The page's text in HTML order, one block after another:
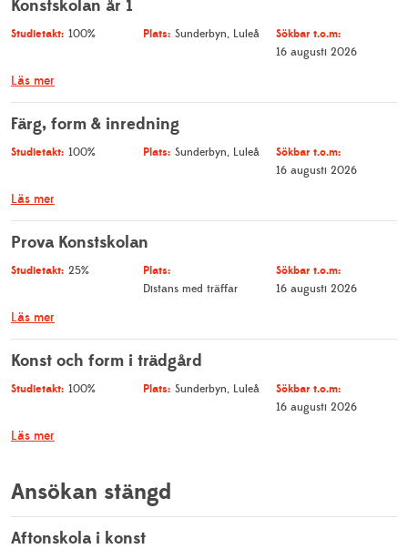
Konstskolan år 1
Studietakt: 100% Plats: Sunderbyn, Luleå Sökbar t.o.m:
16 augusti 2026
Läs mer
Färg, form & inredning
Studietakt: 100% Plats: Sunderbyn, Luleå Sökbar t.o.m:
16 augusti 2026
Läs mer
Prova Konstskolan
Studietakt: 25% Plats:
Distans med träffar
Sökbar t.o.m:
16 augusti 2026
Läs mer
Konst och form i trädgård
Studietakt: 100% Plats: Sunderbyn, Luleå Sökbar t.o.m:
16 augusti 2026
Läs mer
Ansökan stängd
Aftonskola i konst